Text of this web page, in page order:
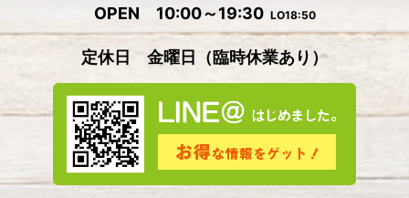
OPEN 10:00～19:30 LO18:50
定休日 金曜日 （臨時休業あり）